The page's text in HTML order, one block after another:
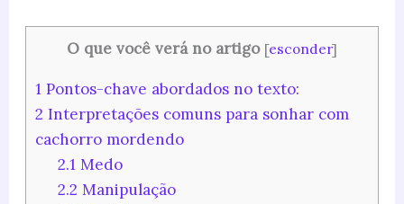
O que você verá no artigo [esconder]
1Pontos-chave abordados no texto:
2 Interpretações comuns para sonhar com
cachorro mordendo
2.1 Medo
2.2 Manipulação